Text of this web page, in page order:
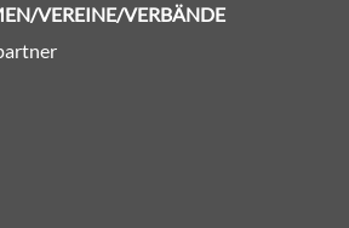
VEREINE/VERBÄNDE